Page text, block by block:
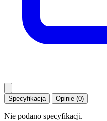
Specyfikacja Opinie (0)
Nie podano specyfikacji.